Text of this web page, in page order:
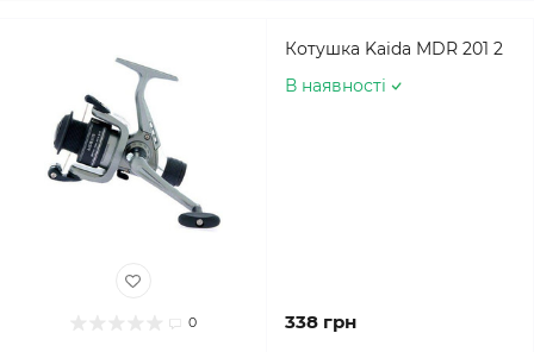
0
Котушка Kaida MDR 201 2
В наявності
338 грн